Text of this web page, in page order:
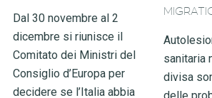
Dal 30 novembre al 2
dicembre si riunisce il
Comitato dei Ministri del
Consiglio d’Europa per
decidere se l’Italia abbia
sanitaria
divisa
delle